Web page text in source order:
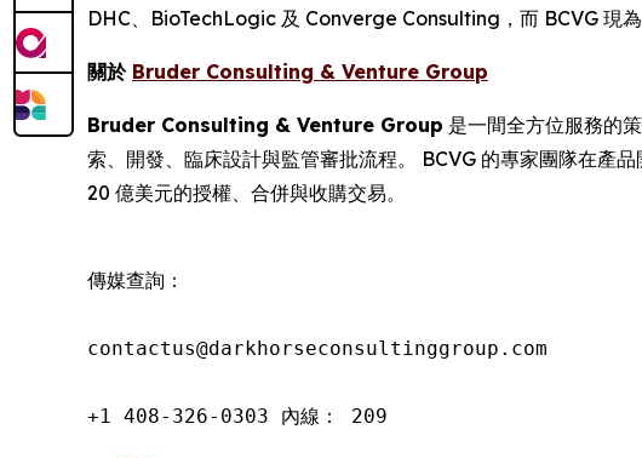
DHC、BioTechLogic 及 Converge Consulting，而 BCVG 現為
關於 Bruder Consulting & Venture Group
Bruder Consulting & Venture Group 是一間全方位服務的
索、開發、臨床設計與監管審批流程。 BCVG 的專家團隊在產
20 億美元的授權、合併與收購交易。
傳媒查詢：
contactus@darkhorseconsultinggroup.com
+1 408-326-0303 內線： 209